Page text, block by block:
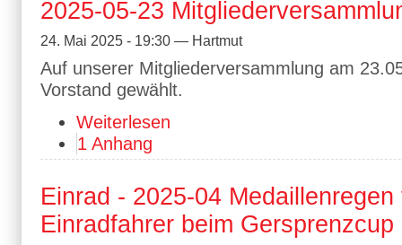
2025-05-23
24. Mai 2025 - 19:30 — Hartmut
Auf unserer Mitgliederversammlung am
Vorstand gewählt.
Weiterlesen
1 Anhang
Einrad - 2025-04
Einradfahrer beim Gersprenzcup